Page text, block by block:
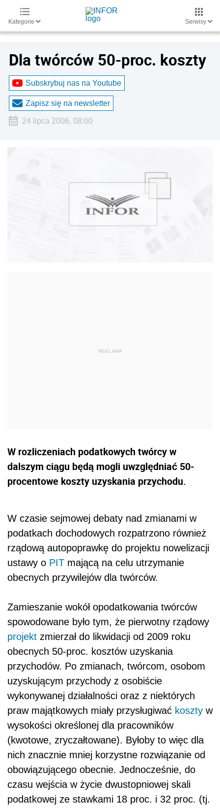
Kategorie Serwisy
Dla twórców 50-proc. koszty
Subskrybuj nas na Youtube
Zapisz się na newsletter
24 lipca 2006, 08:00
W rozliczeniach podatkowych twórcy w
dalszym ciągu będą mogli uwzględniać 50-
procentowe koszty uzyskania przychodu.
W czasie sejmowej debaty nad zmianami w
podatkach dochodowych rozpatrzono również
rządową autopoprawkę do projektu nowelizacji
ustawy o PIT mającą na celu utrzymanie
obecnych przywilejów dla twórców.
Zamieszanie wokół opodatkowania twórców
spowodowane było tym, że pierwotny rządowy
projekt zmierzał do likwidacji od 2009 roku
obecnych 50-proc. kosztów uzyskania
przychodów. Po zmianach, twórcom, osobom
uzyskującym przychody z osobiście
wykonywanej działalności oraz z niektórych
praw majątkowych miały przysługiwać koszty w
wysokości określonej dla pracowników
(kwotowe, zryczałtowane). Byłoby to więc dla
nich znacznie mniej korzystne rozwiązanie od
obowiązującego obecnie. Jednocześnie, do
czasu wejścia w życie dwustopniowej skali
podatkowej ze stawkami 18 proc. i 32 proc. (tj.